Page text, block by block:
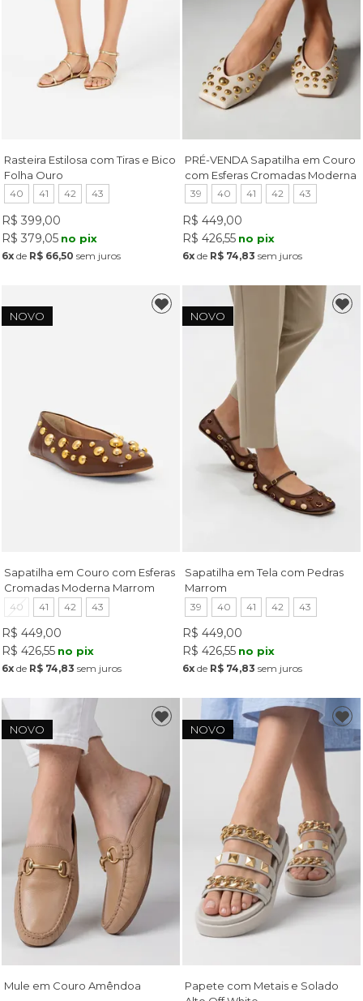
Rasteira Estilosa com Tiras e Bico
Folha Ouro
40 41 42 43
R$ 399,00
R$ 379,05 no pix
6xde R$ 66,50 sem juros
PRÉ-VENDA Sapatilha em Couro
com Esferas Cromadas Moderna
Off White
39 40 41 42 43
R$ 449,00
R$ 426,55 no pix
6x de R$ 74,83 sem juros
NOVO
Sapatilha em Couro com Esferas
Cromadas Moderna Marrom
40 41 42 43
R$ 449,00
R$ 426,55 no pix
6xde R$ 74,83 sem juros
NOVO
Sapatilha em Tela com Pedras
Marrom
39 40 41 42 43
R$ 449,00
R$ 426,55 no pix
6x de R$ 74,83 sem juros
NOVO
Mule em Couro Amêndoa
NOVO
Papete com Metais e Solado